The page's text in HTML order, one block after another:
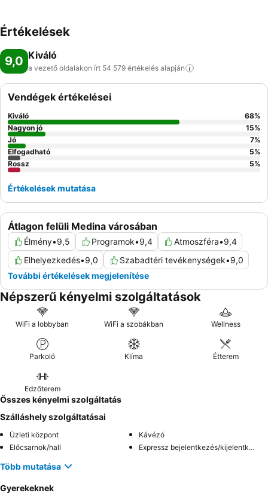
Értékelések
9,0 Kiváló
a vezető oldalakon írt 54 579 értékelés alapján
Átlagon felüli Medina városában
Élmény•9,5 Programok•9,4 Atmoszféra•9,4
Elhelyezkedés•9,0 Szabadtéri tevékenységek•9,0
További értékelések megjelenítése
Vendégek értékelései
Kiváló 68%
Nagyon jó
15%
Jó
7%
Elfogadható
5%
Rossz
5%
Értékelések mutatása
Népszerű kényelmi szolgáltatások
WiFi a lobbyban WiFi a szobákban Wellness
Parkoló Klíma Étterem
Edzőterem
Összes kényelmi szolgáltatás
Szálláshely szolgáltatásai
Üzleti központ
Kávézó
Előcsarnok/hall
Expressz bejelentkezés/kijelentkezés
Több mutatása
Gyerekeknek